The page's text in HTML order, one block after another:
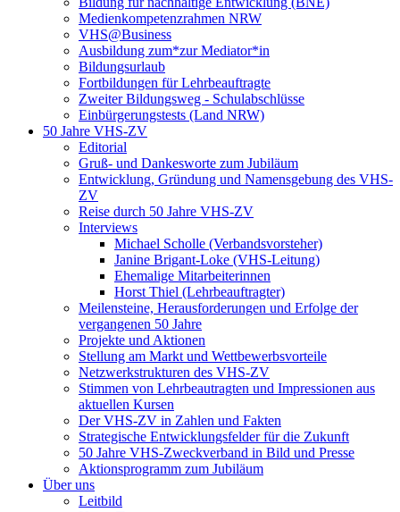
Medienkompetenzrahmen NRW
VHS@Business
Ausbildung zum*zur Mediator*in
Bildungsurlaub
Fortbildungen für Lehrbeauftragte
Zweiter Bildungsweg - Schulabschlüsse
Einbürgerungstests (Land NRW)
50 Jahre VHS-ZV
Editorial
Gruß- und Dankesworte zum Jubiläum
Entwicklung, Gründung und Namensgebung des VHS-
ZV
Reise durch 50 Jahre VHS-ZV
Interviews
Michael Scholle (Verbandsvorsteher)
Janine Brigant-Loke (VHS-Leitung)
Ehemalige Mitarbeiterinnen
Horst Thiel (Lehrbeauftragter)
Meilensteine, Herausforderungen und Erfolge der
vergangenen 50 Jahre
Projekte und Aktionen
Stellung am Markt und Wettbewerbsvorteile
Netzwerkstrukturen des VHS-ZV
Stimmen von Lehrbeautragten und Impressionen aus
aktuellen Kursen
Der VHS-ZV in Zahlen und Fakten
Strategische Entwicklungsfelder für die Zukunft
50 Jahre VHS-Zweckverband in Bild und Presse
Aktionsprogramm zum Jubiläum
Über uns
Leitbild